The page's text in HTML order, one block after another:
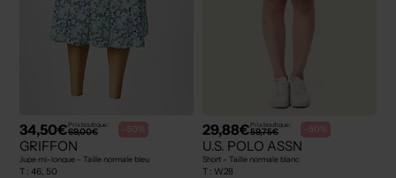
34,50€Prix boutique :
69,00€ -50%
GRIFFON
Jupe mi-longue - Taille normale bleu
T : 46, 50
29,88€Prix boutique :
59,75€ -50%
U.S. POLO ASSN
Short - Taille normale blanc
T : W28